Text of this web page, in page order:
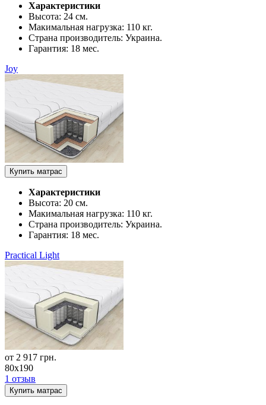
Характеристики
Высота: 24 см.
Макимальная нагрузка: 110 кг.
Страна производитель: Украина.
Гарантия: 18 мес.
Joy
Купить матрас
Характеристики
Высота: 20 см.
Макимальная нагрузка: 110 кг.
Страна производитель: Украина.
Гарантия: 18 мес.
Practical Light
от 2 917 грн.
80x190
1 отзыв
Купить матрас